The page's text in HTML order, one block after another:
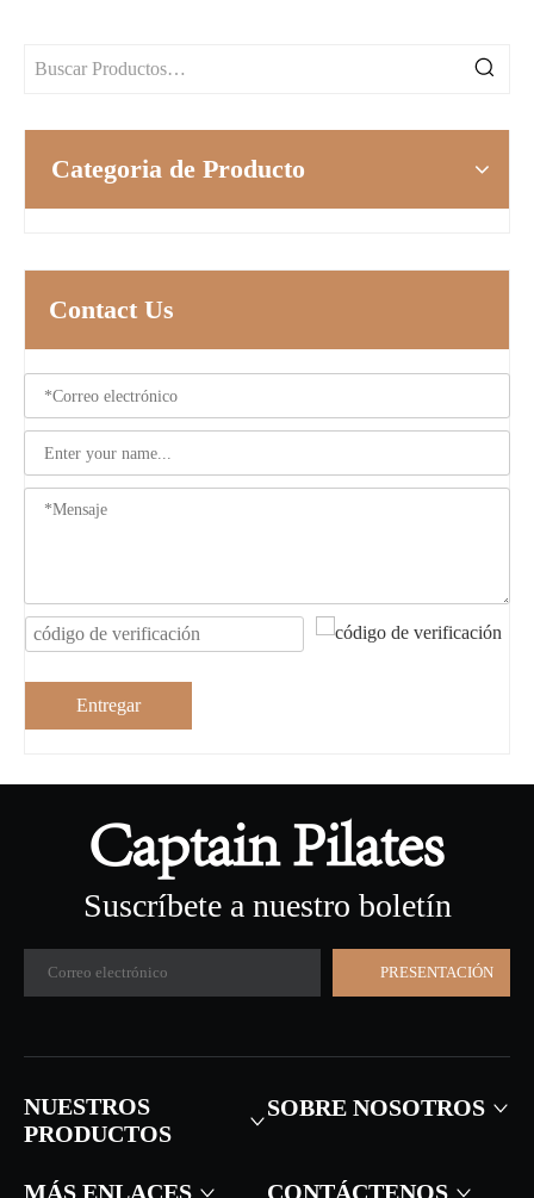
Categoria de Producto
Contact Us
Entregar
Suscríbete a nuestro boletín
PRESENTACIÓN
NUESTROS
PRODUCTOS
SOBRE NOSOTROS
MÁS ENLACES CONTÁCTENOS